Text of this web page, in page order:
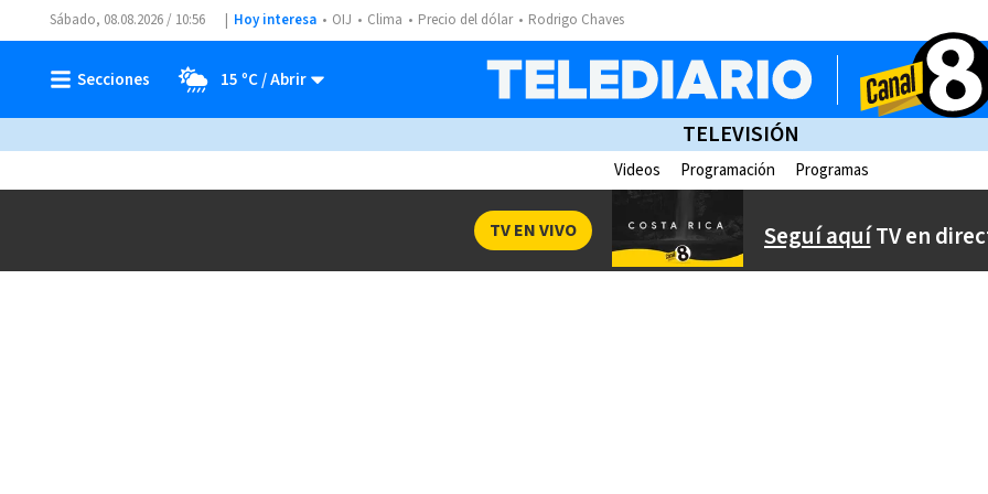
Sábado, 08.08.2026 / 10:56 Hoy interesa OIJ Clima Precio del dólar Rodrigo Chaves
15 ºC
TELEVISIÓN
Videos Programación Programas
Seguí aquíTV en
TV EN VIVO